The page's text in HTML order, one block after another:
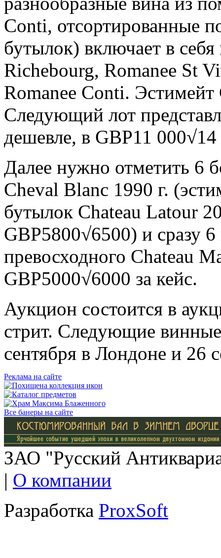
Conti, отсортированные
бутылок) включает в
Richebourg, Romanee St
Romanee Conti. Эстимейт
Следующий лот
дешевле, в GBP11
Далее нужно отметить 6
Cheval Blanc 1990 г.
бутылок Chateau Latour
GBP5800√6500) и сразу
превосходного Chateau
GBP5000√6000 за кейс.
Аукцион состоится в
стрит. Следующие
сентября в Лондоне и 26
Реклама на сайте
Все банеры на сайте
ЗАО "Русский
| О компании
Разработка ProxSoft